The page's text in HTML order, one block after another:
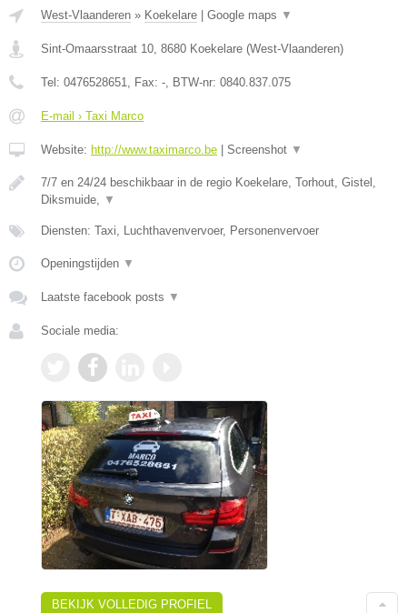
West-Vlaanderen » Koekelare | Google maps ▼
Sint-Omaarsstraat 10 8680 Koekelare (West-Vlaanderen)
Tel: 0476528651 , Fax: - , BTW-nr: 0840.837.075
E-mail › Taxi Marco
Website: http://www.taximarco.be | Screenshot ▼
7/7 en 24/24 beschikbaar in de regio Koekelare, Torhout, Gistel,
Diksmuide,
▼
Diensten: Taxi, Luchthavenvervoer, Personenvervoer
Openingstijden ▼
Laatste facebook posts ▼
Sociale media:
BEKIJK VOLLEDIG PROFIEL